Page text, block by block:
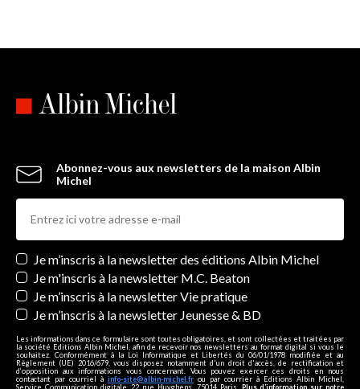
Abonnez-vous aux newsletters de la maison Albin
Michel
Newsletters
Je m’inscris à la newsletter des éditions Albin Michel
Je m'inscris à la newsletter M.C. Beaton
Je m’inscris à la newsletter Vie pratique
Je m’inscris à la newsletter Jeunesse & BD
Les informations dans ce formulaire sont toutes obligatoires, et sont collectées et traitées par
la société Editions Albin Michel, afin de recevoir nos newsletters au format digital si vous le
souhaitez. Conformément à la Loi Informatique et Libertés du 06/01/1978 modifiée et au
Règlement (UE) 2016/679, vous disposez notamment d'un droit d'accès, de rectification et
d’opposition aux informations vous concernant. Vous pouvez exercer ces droits en nous
contactant par courriel à info-site@albin-michel.fr ou par courrier à Editions Albin Michel,